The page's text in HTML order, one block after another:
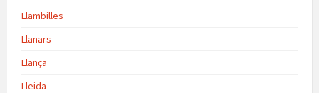
Llambilles
Llanars
Llança
Lleida